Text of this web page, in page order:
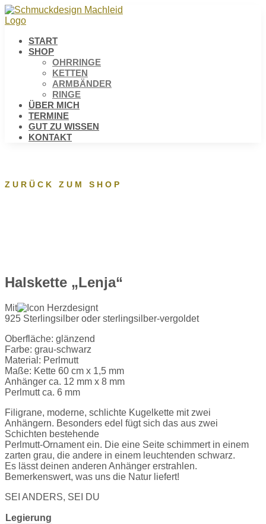
START
SHOP
OHRRINGE
KETTEN
ARMBÄNDER
RINGE
ÜBER MICH
TERMINE
GUT ZU WISSEN
KONTAKT
ZURÜCK ZUM SHOP
Halskette „Lenja“
Mit
designt
925 Sterlingsilber oder sterlingsilber-vergoldet
Oberfläche: glänzend
Farbe: grau-schwarz
Material: Perlmutt
Maße: Kette 60 cm x 1,5 mm
Anhänger ca. 12 mm x 8 mm
Perlmutt ca. 6 mm
Filigrane, moderne, schlichte Kugelkette mit zwei
Anhängern. Besonders edel fügt sich das aus zwei
Schichten bestehende
Perlmutt-Ornament ein. Die eine Seite schimmert in einem
zarten grau, die andere in einem leuchtenden schwarz.
Es lässt deinen anderen Anhänger erstrahlen.
Bemerkenswert, was uns die Natur liefert!
SEI ANDERS, SEI DU
Legierung